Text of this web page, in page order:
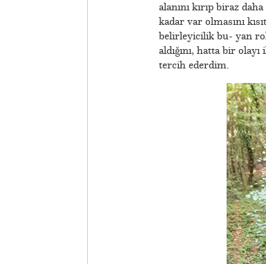
alanını kırıp biraz
kadar var olmasını
belirleyicilik bu- yan
aldığını, hatta bir
tercih ederdim.